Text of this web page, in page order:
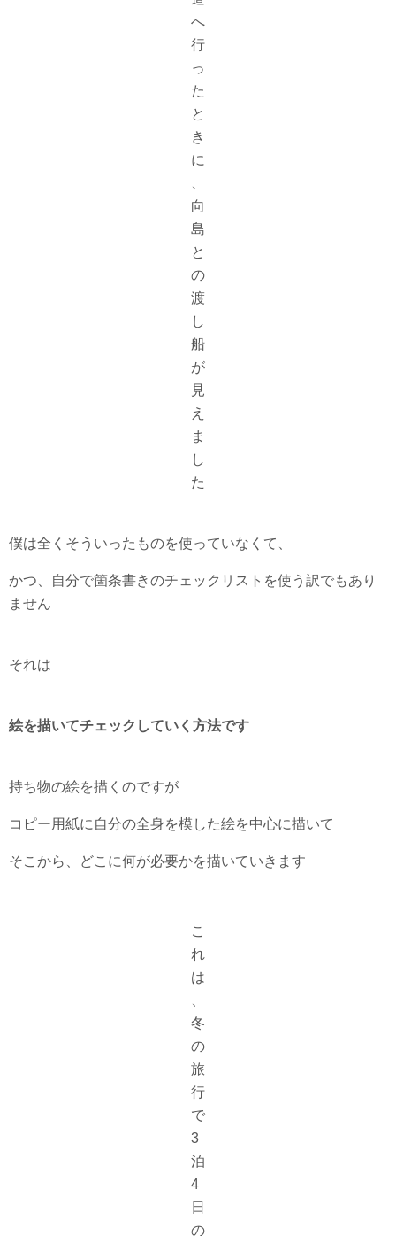
へ
行
っ
た
と
き
に
向
島
と
の
渡
し
船
が
見
え
ま
し
た
僕は全くそういったものを使っていなくて、
かつ、自分で箇条書きのチェックリストを使う訳でもあり
ません
それは
絵を描いてチェックしていく方法です
持ち物の絵を描くのですが
コピー用紙に自分の全身を模した絵を中心に描いて
そこから、どこに何が必要かを描いていきます
こ
れ
は
冬
の
旅
行
で
3
泊
4
日
の